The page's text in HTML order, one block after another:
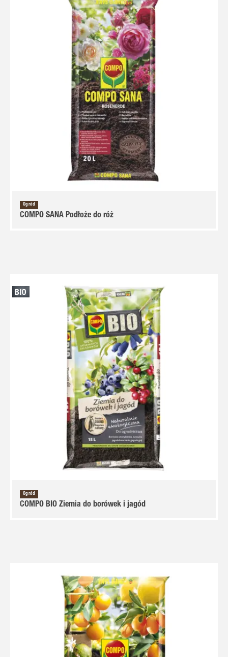
Ogród
COMPO SANA Podłoże do róż
Ogród
COMPO BIO Ziemia do borówek i jagód